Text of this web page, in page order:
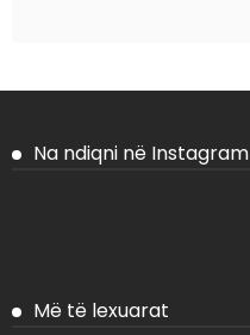
Na ndiqni në Instagram
Më të lexuarat